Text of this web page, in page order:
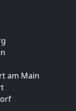
am Main